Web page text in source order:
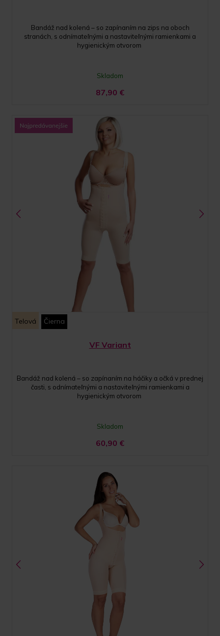
Bandáž nad kolená – so zapínaním na zips na oboch
stranách, s odnímateľnými a nastaviteľnými ramienkami a
hygienickým otvorom
Skladom
87,90 €
Telová Čierna
VF Variant
Bandáž nad kolená – so zapínaním na háčiky a očká v prednej
časti, s odnímateľnými a nastaviteľnými ramienkami a
hygienickým otvorom
Skladom
60,90 €